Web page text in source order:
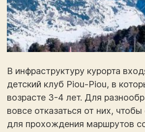
В инфраструктуру курорта
детский клуб Piou-Piou, в
возрасте 3-4 лет. Для
вовсе отказаться от них,
для прохождения маршрутов